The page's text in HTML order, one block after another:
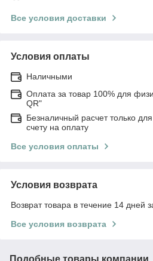
Все условия доставки
Условия оплаты
Наличными
Оплата за товар 100% для
QR"
Безналичный расчет только
счету на оплату
Все условия оплаты
Условия возврата
Возврат товара в течение 14 дней
Все условия возврата
Подобные товары компании